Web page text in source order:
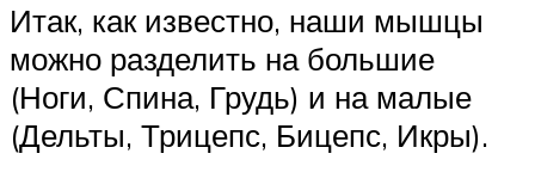
Итак, как известно, наши мышцы
можно разделить на большие
(Ноги, Спина, Грудь) и на малые
(Дельты, Трицепс, Бицепс, Икры).